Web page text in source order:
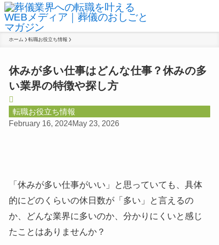
ホーム 転職お役立ち情報
休みが多い仕事はどんな仕事？休みの多
い業界の特徴や探し方
転職お役立ち情報
February 16, 2024May 23, 2026
「休みが多い仕事がいい」と思っていても、具体
的にどのくらいの休日数が「多い」と言えるの
か、どんな業界に多いのか、分かりにくいと感じ
たことはありませんか？